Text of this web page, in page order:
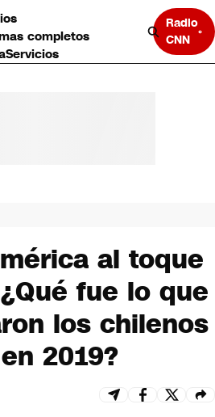
completos
Servicios
Radio
CNN
al toque
fue lo que
los chilenos
2019?